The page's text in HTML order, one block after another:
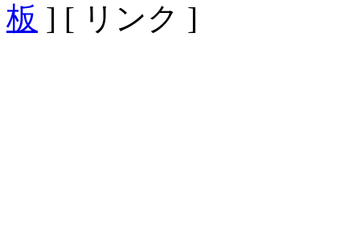
板 ] [ リンク ]